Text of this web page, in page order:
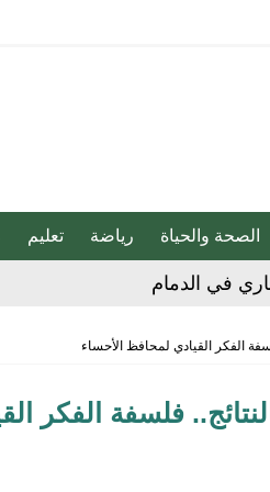
الصحة والحياة رياضة تعليم
في الدمام
الأحساء حتى 8 مساء
تنقذ طفلاً من فقدان
الفكر القيادي لمحافظ الأحساء
فلسفة الفكر